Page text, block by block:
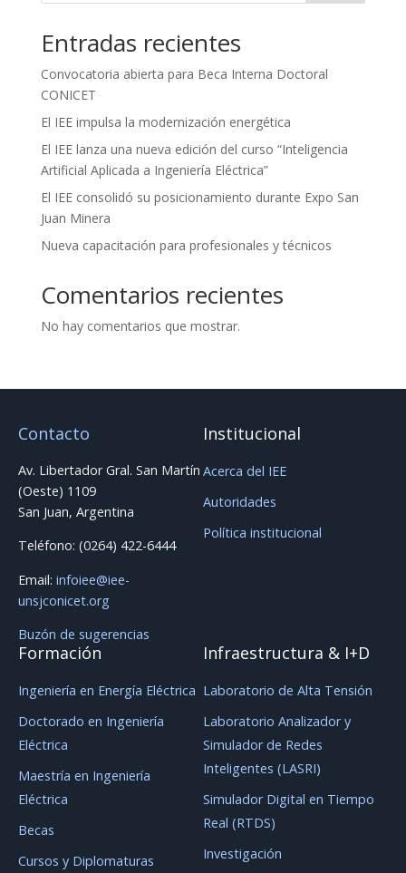
Entradas recientes
Convocatoria abierta para Beca Interna Doctoral
CONICET
El IEE impulsa la modernización energética
El IEE lanza una nueva edición del curso “Inteligencia
Artificial Aplicada a Ingeniería Eléctrica”
El IEE consolidó su posicionamiento durante Expo San
Juan Minera
Nueva capacitación para profesionales y técnicos
Comentarios recientes
No hay comentarios que mostrar.
Contacto
Av. Libertador Gral. San Martín
(Oeste) 1109
San Juan, Argentina
Teléfono: (0264) 422-6444
Email: infoiee@iee-
unsjconicet.org
Buzón de sugerencias
Institucional
Acerca del IEE
Autoridades
Política institucional
Formación
Ingeniería en Energía Eléctrica
Doctorado en Ingeniería
Eléctrica
Maestría en Ingeniería
Eléctrica
Becas
Cursos y Diplomaturas
Infraestructura & I+D
Laboratorio de Alta Tensión
Laboratorio Analizador y
Simulador de Redes
Inteligentes (LASRI)
Simulador Digital en Tiempo
Real (RTDS)
Investigación